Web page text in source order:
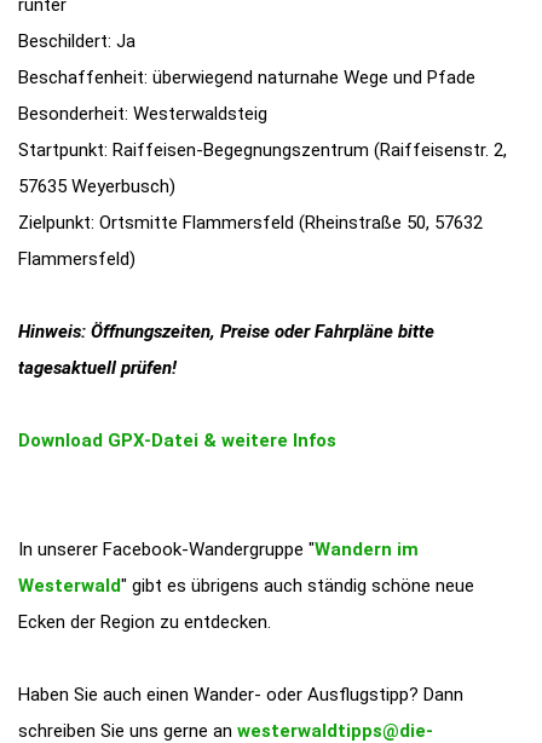
Beschildert: Ja
Beschaffenheit: überwiegend naturnahe Wege und Pfade
Besonderheit: Westerwaldsteig
Startpunkt: Raiffeisen-Begegnungszentrum (Raiffeisenstr. 2,
57635 Weyerbusch)
Zielpunkt: Ortsmitte Flammersfeld (Rheinstraße 50, 57632
Flammersfeld)
Hinweis: Öffnungszeiten, Preise oder Fahrpläne bitte
tagesaktuell prüfen!
Download GPX-Datei & weitere Infos
In unserer Facebook-Wandergruppe "Wandern im
Westerwald" gibt es übrigens auch ständig schöne neue
Ecken der Region zu entdecken.
Haben Sie auch einen Wander- oder Ausflugstipp? Dann
schreiben Sie uns gerne an westerwaldtipps@die-